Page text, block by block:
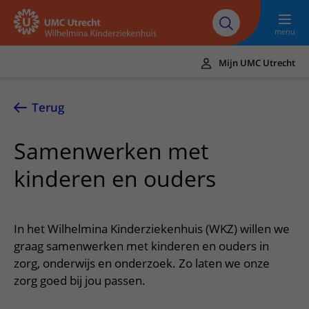
Naar hoofdinhoud
UMC
Utrecht
Research
Steun het
WKZ
menu
UMC Utrecht
Onze zorg
Ziektebeelden
Behandelingen
Specialismen
Poliklinieken
Voor patiënten
Uw kind voorbereiden
Mijn kind heeft een (dag)opname
Mijn kind ligt op de IC
Over ons
Samenwerking
Contact en route
Spoed
Meer UMC Utrecht
Mijn UMC Utrecht
Terug
Samenwerken met
kinderen en ouders
In het Wilhelmina Kinderziekenhuis (WKZ) willen we
graag samenwerken met kinderen en ouders in
zorg, onderwijs en onderzoek. Zo laten we onze
zorg goed bij jou passen.